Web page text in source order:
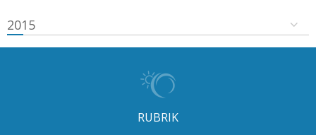
2015
RUBRIK